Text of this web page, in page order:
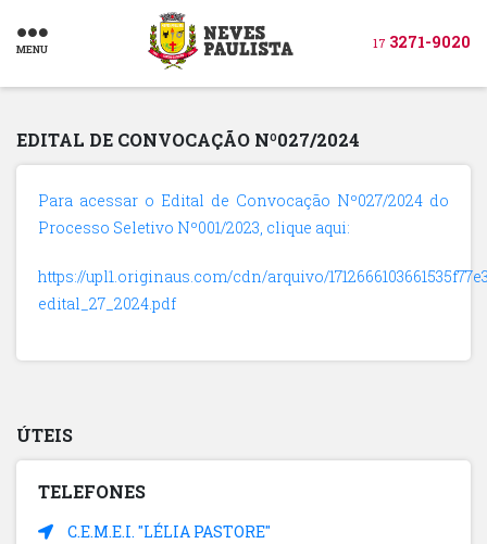
MENU 17 3271-9020
EDITAL DE CONVOCAÇÃO Nº027/2024
Para acessar o Edital de Convocação Nº027/2024 do
Processo Seletivo Nº001/2023, clique aqui:
https://upl1.originaus.com/cdn/arquivo/
edital_27_2024.pdf
ÚTEIS
TELEFONES
C.E.M.E.I. "LÉLIA PASTORE"